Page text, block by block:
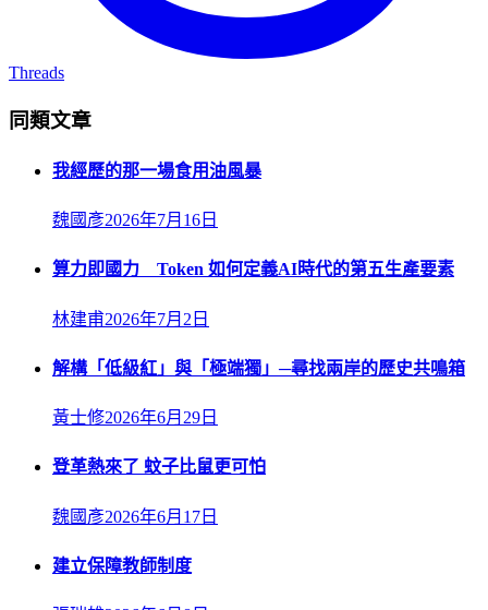
Threads
同類文章
我經歷的那一場食用油風暴
魏國彥2026年7月16日
算力即國力 Token 如何定義AI時代的第五生產要素
林建甫2026年7月2日
解構「低級紅」與「極端獨」─尋找兩岸的歷史共鳴箱
黃士修2026年6月29日
登革熱來了 蚊子比鼠更可怕
魏國彥2026年6月17日
建立保障教師制度